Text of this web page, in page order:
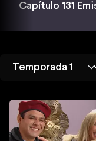
Capítulo 131